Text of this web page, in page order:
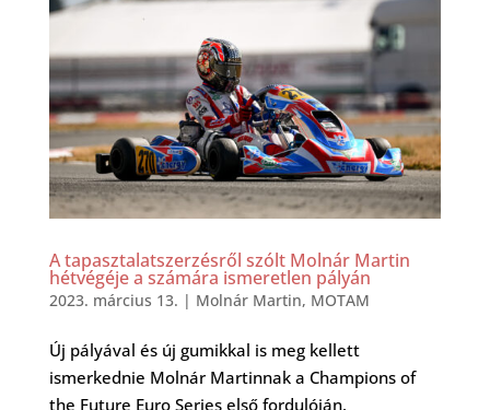
A tapasztalatszerzésről szólt Molnár Martin
hétvégéje a számára ismeretlen pályán
2023. március 13. | Molnár Martin, MOTAM
Új pályával és új gumikkal is meg kellett
ismerkednie Molnár Martinnak a Champions of
the Future Euro Series első fordulóján,